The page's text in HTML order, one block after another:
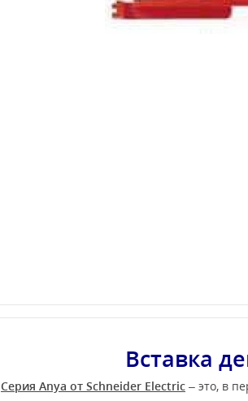
Вставка
Серия Anya от Schneider Electric – это, в